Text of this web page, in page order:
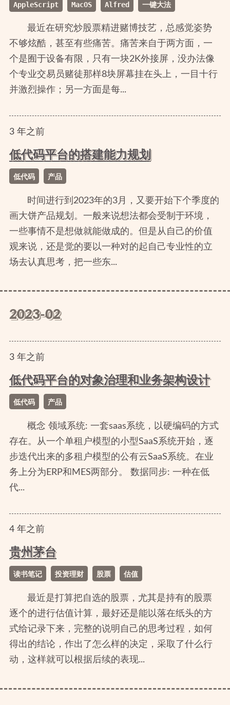
AppleScript MacOS Alfred 一键大法
最近在研究炒股票精进赌博技艺，总感觉姿势
不够炫酷，甚至有些痛苦。痛苦来自于两方面，一
个是囿于设备有限，只有一块2K外接屏，没办法像
个专业交易员赌徒那样8块屏幕挂在头上，一目十行
并激烈操作；另一方面是每...
3年之前
低代码平台的搭建能力规划
低代码 产品
时间进行到2023年的3月，又要开始下个季度的
画大饼产品规划。一般来说想法都会受制于环境，
一些事情不是想做就能做成的。但是从自己的价值
观来说，还是觉的要以一种对的起自己专业性的立
场去认真思考，把一些东...
2023-02
3年之前
低代码平台的对象治理和业务架构设计
低代码 产品
概念 领域系统: 一套saas系统，以硬编码的方式
存在。从一个单租户模型的小型SaaS系统开始，逐
步迭代出来的多租户模型的公有云SaaS系统。在业
务上分为ERP和MES两部分。 数据同步: 一种在低
代...
4年之前
贵州茅台
读书笔记 投资理财 股票 估值
最近是打算把自选的股票，尤其是持有的股票
逐个的进行估值计算，最好还是能以落在纸头的方
式给记录下来，完整的说明自己的思考过程，如何
得出的结论，作出了怎么样的决定，采取了什么行
动，这样就可以根据后续的表现...